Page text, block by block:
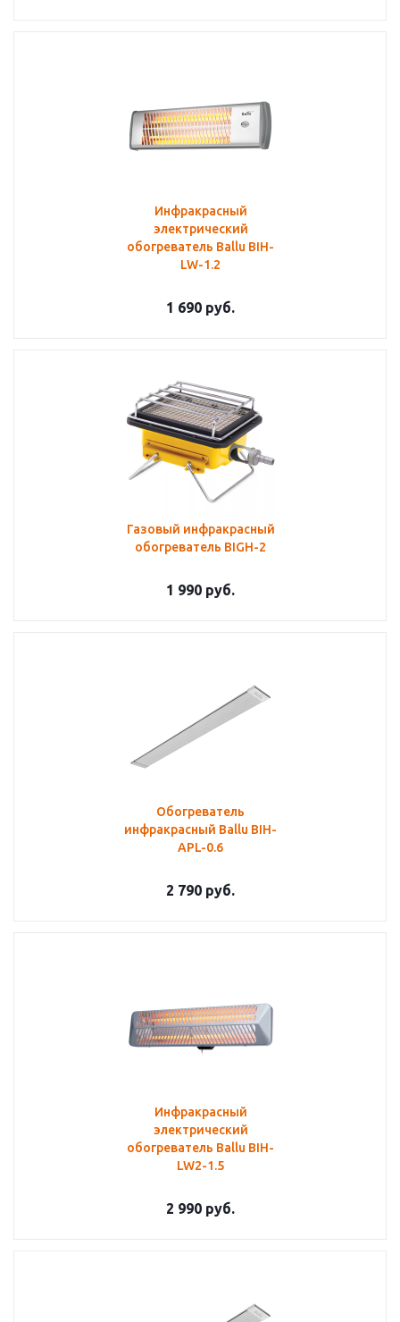
Инфракрасный
электрический
обогреватель Ballu BIH-
LW-1.2
1 690 руб.
Газовый инфракрасный
обогреватель BIGH-2
1 990 руб.
Обогреватель
инфракрасный Ballu BIH-
APL-0.6
2 790 руб.
Инфракрасный
электрический
обогреватель Ballu BIH-
LW2-1.5
2 990 руб.